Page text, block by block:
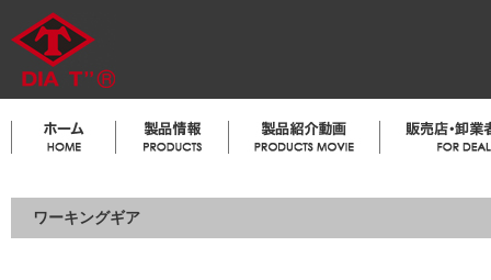
ワーキングギア